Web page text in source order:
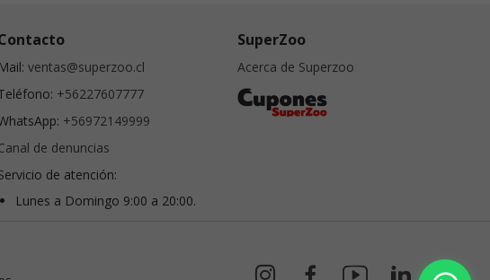
Mail: ventas@superzoo.cl
+56227607777
+56972149999
de denuncias
de atención:
Lunes a Domingo 9:00 a 20:00.
SuperZoo
Acerca de Superzoo